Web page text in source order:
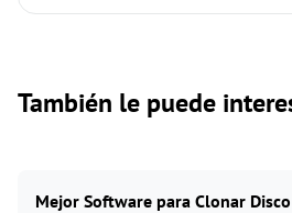
También le puede
Mejor Software para Clonar